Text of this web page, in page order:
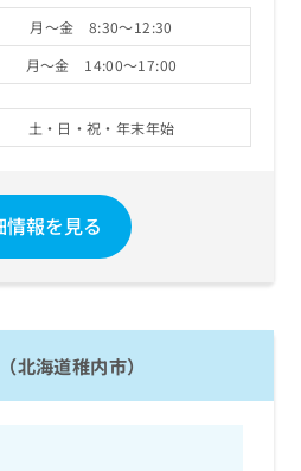
月～金 8:30～12:30
月～金 14:00～17:00
土・日・祝・年末年始
情報を見る
北海道稚内市）